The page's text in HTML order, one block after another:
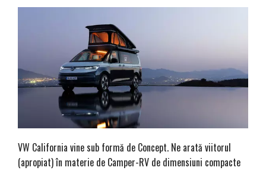
VW California vine sub formă de Concept. Ne arată viitorul
(apropiat) în materie de Camper-RV de dimensiuni compacte